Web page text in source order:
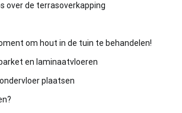
over de terrasoverkapping
om hout in de tuin te behandelen!
en laminaatvloeren
plaatsen